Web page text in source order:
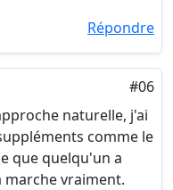
Répondre
#06
naturelle, j'ai
comme le
que quelqu'un a
marche vraiment.